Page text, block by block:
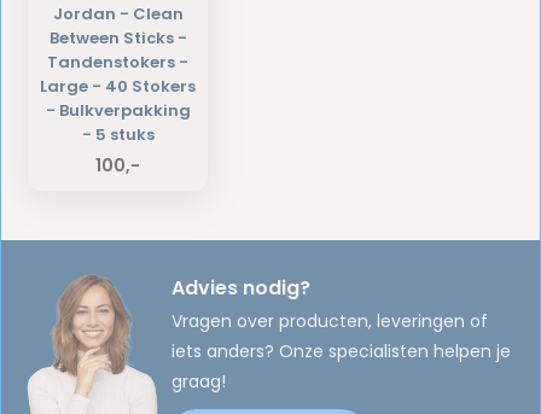
Jordan - Clean
Between Sticks -
Tandenstokers -
Large - 40 Stokers
- Bulkverpakking
- 5 stuks
100,-
Advies nodig?
Vragen over producten, leveringen of
iets anders? Onze specialisten helpen je
graag!